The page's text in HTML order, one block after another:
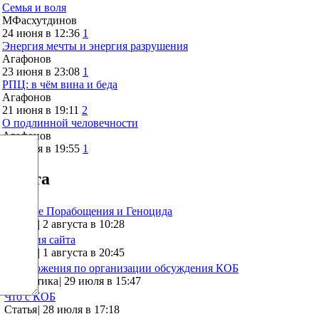
Семья и воля
МФасхутдинов
24 июня в 12:36 1
Энергия мечты и энергия разрушения
Агафонов
23 июня в 23:08 1
РПЦ: в чём вина и беда
Агафонов
21 июня в 19:11 2
О подлинной человечности
Агафонов
10 июня в 19:55 1
Лента
Оружие Порабощения и Геноцида
| 2 августа в 10:28
Санация сайта
| 1 августа в 20:45
Предложения по организации обсуждения КОБ
Аналитика| 29 июля в 15:47
Что с КОБ
Статья| 28 июля в 17:18